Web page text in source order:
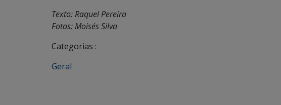
Texto: Raquel Pereira
Fotos: Moisés Silva
Categorias :
Geral